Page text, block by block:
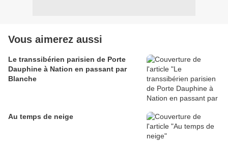
Vous aimerez aussi
Le transsibérien parisien de Porte
Dauphine à Nation en passant par
Blanche
Au temps de neige